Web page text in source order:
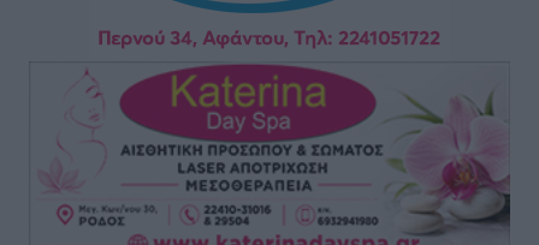
Νέα αεροσκάφη, drones, δασοκομάντος: Τι έχει
αλλάξει στην Πολιτική Προστασί
Ειδήσεις πριν 3 ώρες
Άδωνις Γεωργιάδης στον RV: “Στο υπουργείο
εξετάζουμε την θεσμοθέτηση τρίτης κατηγορίας